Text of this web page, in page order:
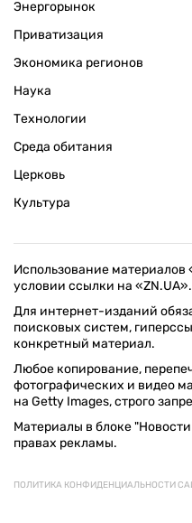
Энергорынок
Приватизация
Экономика регионов
Наука
Технологии
Среда обитания
Церковь
Культура
Использование материалов
условии ссылки на «ZN.UA».
Для интернет-изданий
поисковых систем,
конкретный материал.
Любое копирование,
фотографических и видео
на Getty Images, строго
Материалы в блоке
правах рекламы.
ПОЛИТИКА КОНФИДЕНЦИАЛЬНОСТИ
© 1994–2026 «ЗЕРКАЛО НЕДЕЛИ.